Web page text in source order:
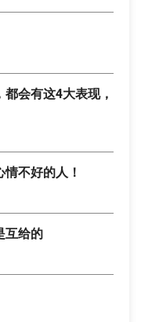
会有这4大表现，
不好的人！
互给的